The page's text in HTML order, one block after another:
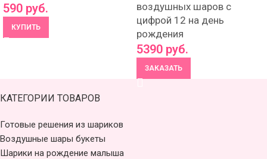
590 руб.
КУПИТЬ
воздушных шаров с
цифрой 12 на день
рождения
5390 руб.
ЗАКАЗАТЬ
КАТЕГОРИИ ТОВАРОВ
Готовые решения из шариков
Воздушные шары букеты
Шарики на рождение малыша